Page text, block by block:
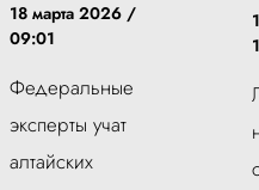
18 марта 2026 /
09:01
Федеральные
эксперты учат
алтайских